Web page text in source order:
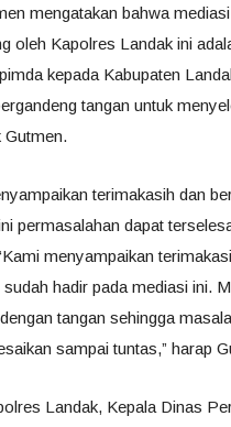
mengatakan bahwa
oleh Kapolres Landak ini
kepada Kabupaten
tangan untuk
Gutmen.
terimakasih dan
permasalahan dapat
menyampaikan
hadir pada mediasi ini.
tangan sehingga
sampai tuntas,” harap
Landak, Kepala Dinas